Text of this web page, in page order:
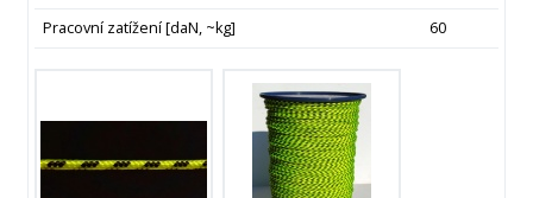
Pracovní zatížení [daN, ~kg]
60